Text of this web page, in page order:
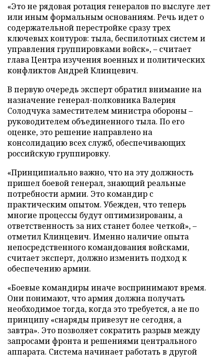
«Это не рядовая ротация генералов по выслуге лет
или иным формальным основаниям. Речь идет о
содержательной перестройке сразу трех
ключевых контуров: тыла, беспилотных систем и
управления группировками войск», – считает
глава Центра изучения военных и политических
конфликтов Андрей Клинцевич.
В первую очередь эксперт обратил внимание на
назначение генерал-полковника Валерия
Солодчука заместителем министра обороны –
руководителем объединенного тыла. По его
оценке, это решение направлено на
консолидацию всех служб, обеспечивающих
российскую группировку.
«Принципиально важно, что на эту должность
пришел боевой генерал, знающий реальные
потребности армии. Это командир с
практическим опытом. Убежден, что теперь
многие процессы будут оптимизированы, а
ответственность за них станет более четкой», –
отметил Клинцевич. Именно наличие опыта
непосредственного командования войсками,
считает эксперт, должно изменить подход к
обеспечению армии.
«Боевые командиры иначе воспринимают время.
Они понимают, что армия должна получать
необходимое тогда, когда это требуется, а не по
принципу «снаряды привезут не сегодня, а
завтра». Это позволяет сократить разрыв между
запросами фронта и решениями центрального
аппарата. Система начинает работать в другой